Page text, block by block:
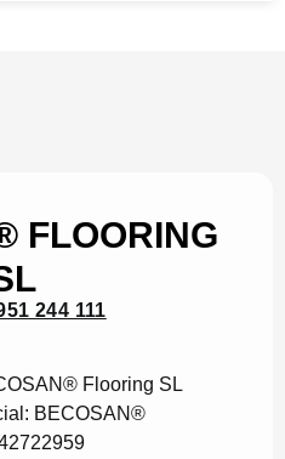
FLOORING
244 111
Flooring SL
BECOSAN®